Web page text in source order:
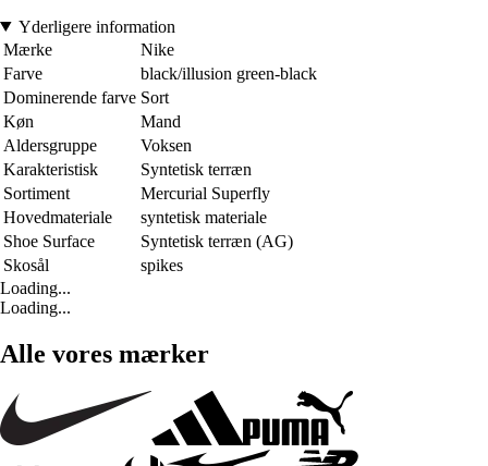
Yderligere information
Mærke
Nike
Farve
black/illusion green-black
Dominerende farve Sort
Køn
Mand
Aldersgruppe
Voksen
Karakteristisk
Syntetisk terræn
Sortiment
Mercurial Superfly
Hovedmateriale
syntetisk materiale
Shoe Surface
Syntetisk terræn (AG)
Skosål
spikes
Loading...
Loading...
Alle vores mærker